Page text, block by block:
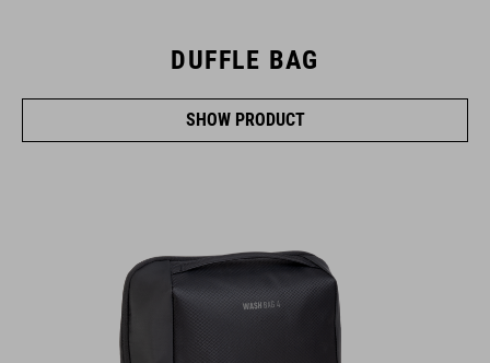
DUFFLE BAG
SHOW PRODUCT